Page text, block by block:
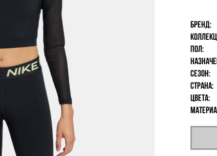
Бренд:
Пол:
Сезон:
Страна:
Цвета: